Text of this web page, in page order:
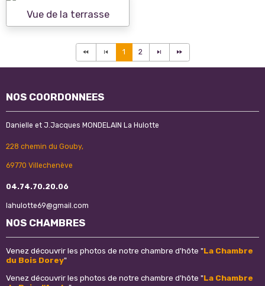
Vue de la terrasse
1 2
NOS COORDONNEES
Danielle et J.Jacques MONDELAIN La Hulotte
228 chemin du Gouby,
69770 Villechenève
04.74.70.20.06
lahulotte69@gmail.com
NOS CHAMBRES
Venez découvrir les photos de notre chambre d'hôte "La Chambre
du Bois Dorey"
Venez découvrir les photos de notre chambre d'hôte "La Chambre